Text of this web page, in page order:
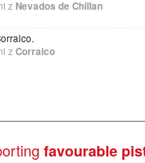
z Nevados de Chillan
z Corralco
favourable